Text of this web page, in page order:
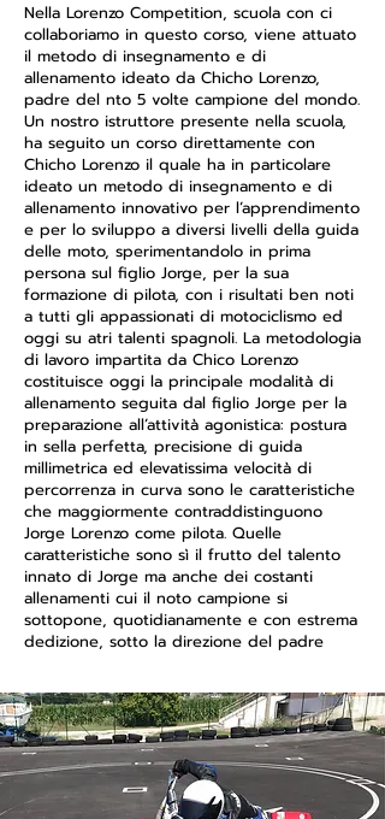
Nella Lorenzo Competition, scuola con ci
collaboriamo in questo corso, viene attuato
il metodo di insegnamento e di
allenamento ideato da Chicho Lorenzo,
padre del nto 5 volte campione del mondo.
Un nostro istruttore presente nella scuola,
ha seguito un corso direttamente con
Chicho Lorenzo il quale ha in particolare
ideato un metodo di insegnamento e di
allenamento innovativo per l’apprendimento
e per lo sviluppo a diversi livelli della guida
delle moto, sperimentandolo in prima
persona sul figlio Jorge, per la sua
formazione di pilota, con i risultati ben noti
a tutti gli appassionati di motociclismo ed
oggi su atri talenti spagnoli. La metodologia
di lavoro impartita da Chico Lorenzo
costituisce oggi la principale modalità di
allenamento seguita dal figlio Jorge per la
preparazione all’attività agonistica: postura
in sella perfetta, precisione di guida
millimetrica ed elevatissima velocità di
percorrenza in curva sono le caratteristiche
che maggiormente contraddistinguono
Jorge Lorenzo come pilota. Quelle
caratteristiche sono sì il frutto del talento
innato di Jorge ma anche dei costanti
allenamenti cui il noto campione si
sottopone, quotidianamente e con estrema
dedizione, sotto la direzione del padre